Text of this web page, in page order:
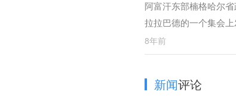
阿富汗东部楠格哈尔
拉拉巴德的一个集会
8年前
新闻评论